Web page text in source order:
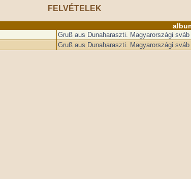
FELVÉTELEK
Gruß aus Dunaharaszti. Magyarországi
Gruß aus Dunaharaszti. Magyarországi